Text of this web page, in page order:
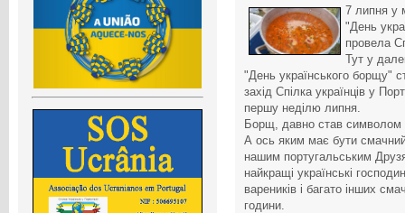
7 липня у
"День
провела
Тут у
"День українського борщу"
захід Спілка українців у
першу неділю липня.
Борщ, давно став символом
А ось яким має бути смачний
нашим португальським
найкращі українські
вареників і багато інших
години.